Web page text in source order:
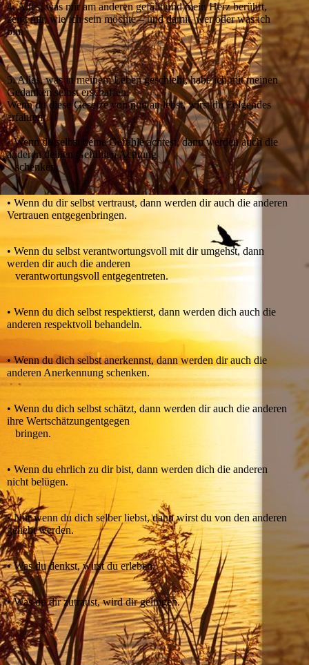
4. Alles, was mir am anderen gefällt und mein Herz berührt,
zeigt mir, wie ich sein möchte – und damit, wer oder was ich
bin.
5. Alles, was in meinem Leben geschieht, habe ich mit meinen
Gedanken selbst erschaffen.
Wenn du diese Gesetze von nun an lebst, wirst du Folgendes
erfahren:
• Wenn du selbst deine Gefühle achtest, dann werden auch die
anderen deinen Gefühlen Achtung
schenken.
• Wenn du dir selbst vertraust, dann werden dir auch die anderen
Vertrauen entgegenbringen.
• Wenn du selbst verantwortungsvoll mit dir umgehst, dann
werden dir auch die anderen
verantwortungsvoll entgegentreten.
• Wenn du dich selbst respektierst, dann werden dich auch die
anderen respektvoll behandeln.
• Wenn du dich selbst anerkennst, dann werden dir auch die
anderen Anerkennung schenken.
• Wenn du dich selbst schätzt, dann werden dir auch die anderen
ihre Wertschätzungentgegen
bringen.
• Wenn du ehrlich zu dir bist, dann werden dich die anderen
nicht belügen.
• Nur wenn du dich selber liebst, dann wirst du von den anderen
geliebt werden.
• Was du denkst, wirst du erleben.
• Was du dir zutraust, wird dir gelingen.